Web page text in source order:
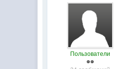
Пользователи